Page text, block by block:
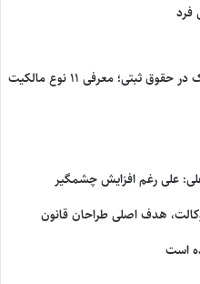
فرد
انواع مالکیت املاک در حقوق ثبتی؛ معرفی ۱۱ نوع مالکیت
علی رغم افزایش چشمگیر
هدف اصلی طراحان قانون
است